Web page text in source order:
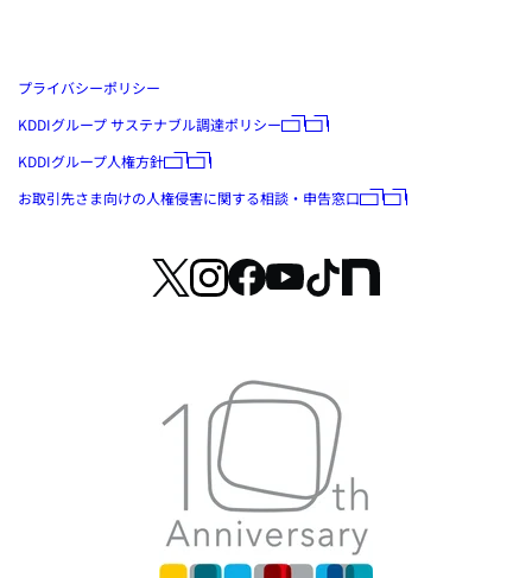
プライバシーポリシー
KDDIグループ サステナブル調達ポリシー
KDDIグループ人権方針
お取引先さま向けの人権侵害に関する相談・申告窓口